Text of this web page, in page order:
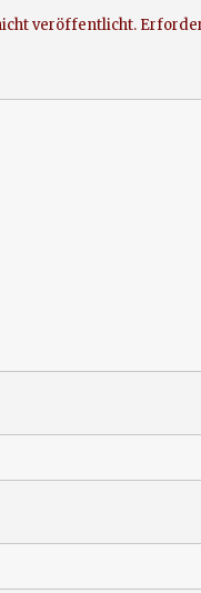
veröffentlicht.